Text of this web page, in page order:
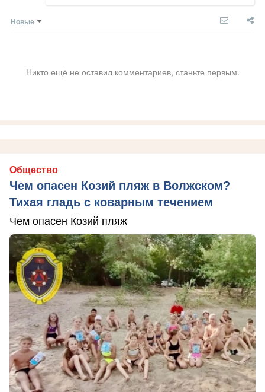
Новые
Никто ещё не оставил комментариев, станьте первым.
Общество
Чем опасен Козий пляж в Волжском?
Тихая гладь с коварным течением
Чем опасен Козий пляж